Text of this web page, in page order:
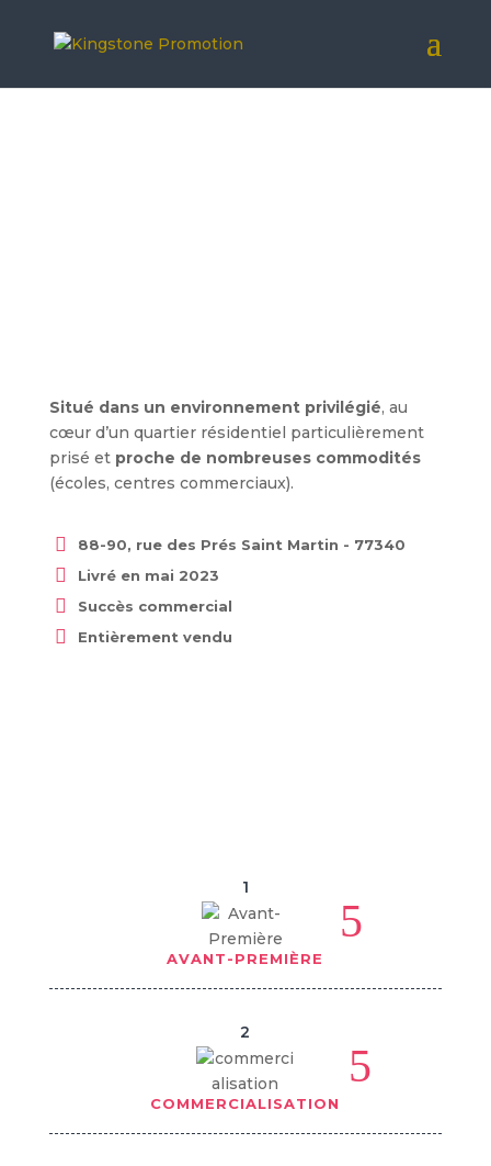
Situé dans un environnement privilégié, au
cœur d’un quartier résidentiel particulièrement
prisé et proche de nombreuses commodités
(écoles, centres commerciaux).
 88-90, rue des Prés Saint Martin - 77340
 Livré en mai 2023
 Succès commercial
 Entièrement vendu
5
1
AVANT-PREMIÈRE
5
2
COMMERCIALISATION